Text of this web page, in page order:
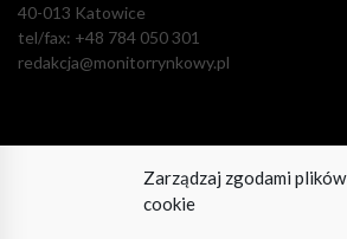
Zarządzaj zgodami plików
cookie
40-013 Katowice
tel/fax: +48 784 050 301
redakcja@monitorrynkowy.pl
Pozostańmy w kontakcie!